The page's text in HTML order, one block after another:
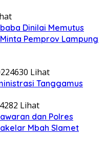
Dinilai Memutus
Pemprov Lampung
4630 Lihat
Tanggamus
4282 Lihat
dan Polres
Mbah Slamet